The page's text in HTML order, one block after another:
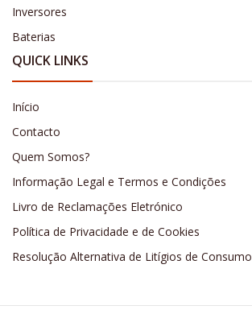
Inversores
Baterias
QUICK LINKS
Início
Contacto
Quem Somos?
Informação Legal e Termos e Condições
Livro de Reclamações Eletrónico
Política de Privacidade e de Cookies
Resolução Alternativa de Litígios de Consumo